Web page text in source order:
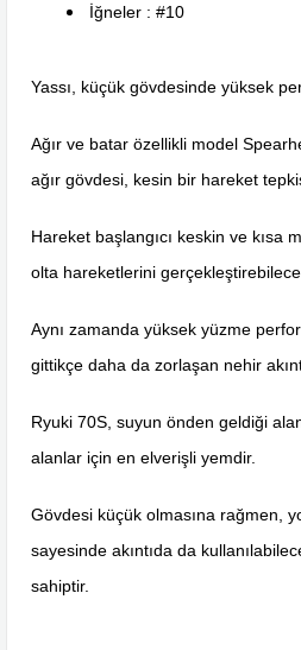
İğneler : #10
Yassı, küçük gövdesinde yüksek
Ağır ve batar özellikli model
ağır gövdesi, kesin bir hareket
Hareket başlangıcı keskin ve kısa
olta hareketlerini
Aynı zamanda yüksek yüzme
gittikçe daha da zorlaşan nehir
Ryuki 70S, suyun önden geldiği
alanlar için en elverişli yemdir.
Gövdesi küçük olmasına rağmen,
sayesinde akıntıda da
sahiptir.